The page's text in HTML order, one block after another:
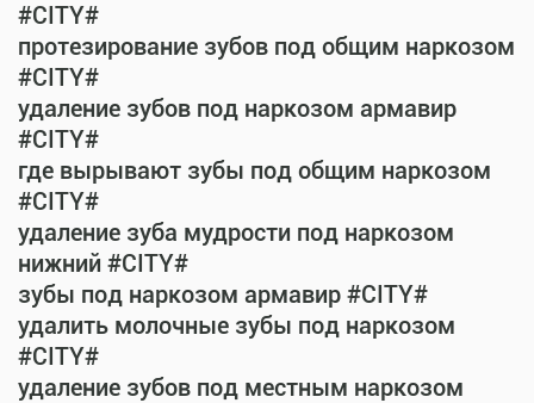
#CITY#
протезирование зубов под общим наркозом
#CITY#
удаление зубов под наркозом армавир
#CITY#
где вырывают зубы под общим наркозом
#CITY#
удаление зуба мудрости под наркозом
нижний #CITY#
зубы под наркозом армавир #CITY#
удалить молочные зубы под наркозом
#CITY#
удаление зубов под местным наркозом